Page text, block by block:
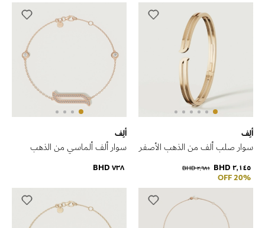
ألِف
سوار صلب ألف من الذهب الأصفر
٢٬١٤٥ BHD ٢٬٦٨١ BHD
20% OFF
ألِف
سوار ألف ألماسي من الذهب
٧٣٨ BHD